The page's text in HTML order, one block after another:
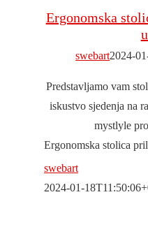
Ergonomska
swebart2024-
Predstavljamo vam
iskustvo sjedenja na
mystlyle
Ergonomska stolica
swebart
2024-01-